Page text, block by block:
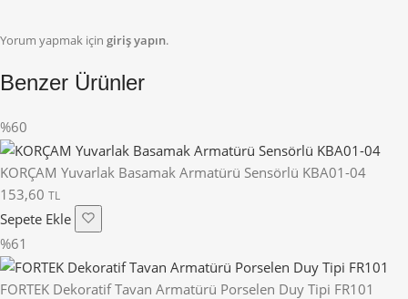
Yorum yapmak için giriş yapın.
Benzer Ürünler
%60
KORÇAM Yuvarlak Basamak Armatürü Sensörlü KBA01-04
153,60 TL
Sepete Ekle
%61
FORTEK Dekoratif Tavan Armatürü Porselen Duy Tipi FR101